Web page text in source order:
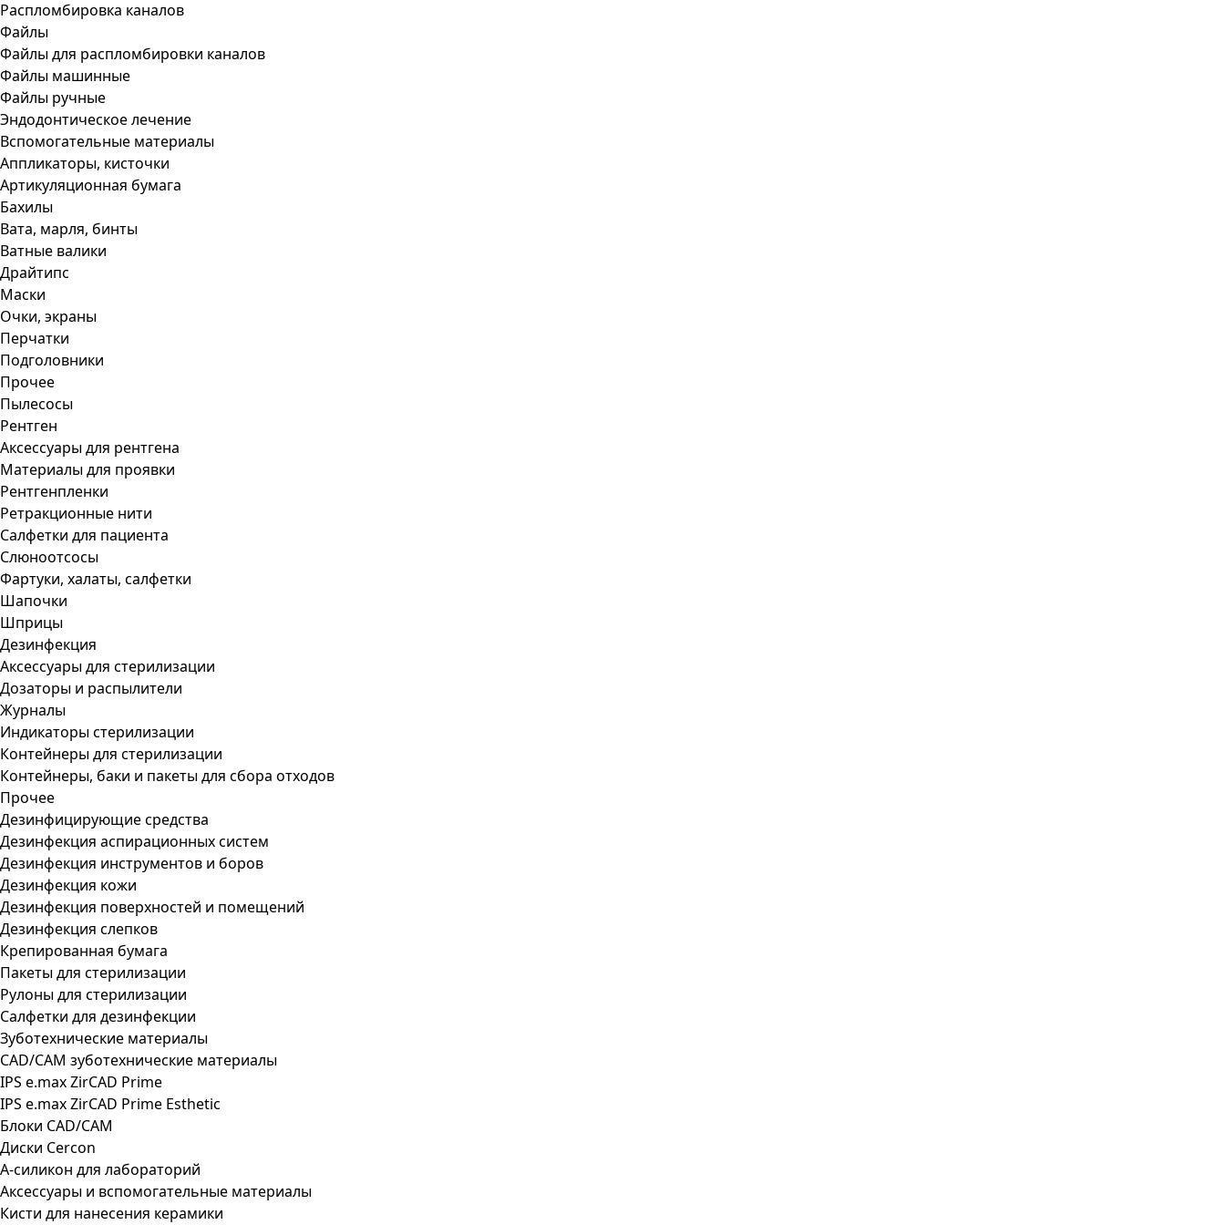
Распломбировка каналов
Файлы
Файлы для распломбировки каналов
Файлы машинные
Файлы ручные
Эндодонтическое лечение
Вспомогательные материалы
Аппликаторы, кисточки
Артикуляционная бумага
Бахилы
Вата, марля, бинты
Ватные валики
Драйтипс
Маски
Очки, экраны
Перчатки
Подголовники
Прочее
Пылесосы
Рентген
Аксессуары для рентгена
Материалы для проявки
Рентгенпленки
Ретракционные нити
Салфетки для пациента
Слюноотсосы
Фартуки, халаты, салфетки
Шапочки
Шприцы
Дезинфекция
Аксессуары для стерилизации
Дозаторы и распылители
Журналы
Индикаторы стерилизации
Контейнеры для стерилизации
Контейнеры, баки и пакеты для сбора отходов
Прочее
Дезинфицирующие средства
Дезинфекция аспирационных систем
Дезинфекция инструментов и боров
Дезинфекция кожи
Дезинфекция поверхностей и помещений
Дезинфекция слепков
Крепированная бумага
Пакеты для стерилизации
Рулоны для стерилизации
Салфетки для дезинфекции
Зуботехнические материалы
CAD/CAM зуботехнические материалы
IPS e.max ZirCAD Prime
IPS e.max ZirCAD Prime Esthetic
Блоки CAD/CAM
Диски Cercon
А-силикон для лабораторий
Аксессуары и вспомогательные материалы
Кисти для нанесения керамики